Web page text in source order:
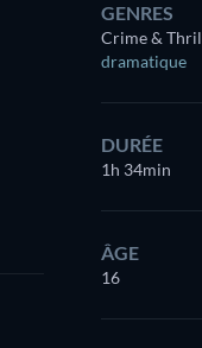
GENRES
Crime &
dramatique
DURÉE
1h 34min
ÂGE
16